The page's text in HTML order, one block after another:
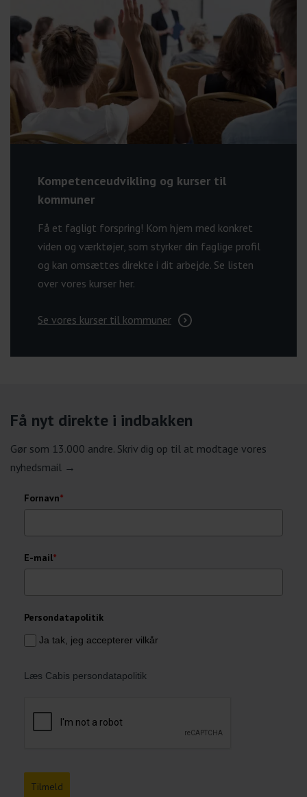
Kompetenceudvikling og kurser til
kommuner
Få et fagligt forspring! Kom hjem med konkret
viden og værktøjer, som styrker din faglige profil
og kan omsættes direkte i dit arbejde. Se listen
over vores kurser her.
Se vores kurser til kommuner
Få nyt direkte i indbakken
Gør som 13.000 andre. Skriv dig op til at modtage vores
nyhedsmail →
Fornavn*
E-mail*
Persondatapolitik
Ja tak, jeg accepterer vilkår
Læs Cabis persondatapolitik
Tilmeld